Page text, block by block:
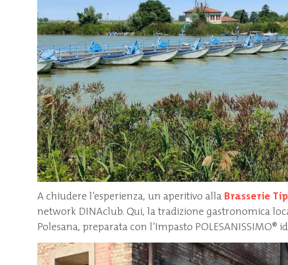
A chiudere l’esperienza, un aperitivo alla Brasserie
network DINAclub. Qui, la tradizione gastronomica
Polesana, preparata con l’Impasto POLESANISSIMO®